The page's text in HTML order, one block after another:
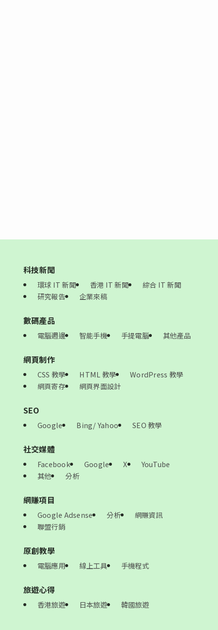
科技新聞
環球 IT 新聞 香港 IT 新聞
綜合 IT 新聞
研究報告
企業來稿
數碼產品
電腦週邊 智能手機 手提電腦 其他產品
網頁制作
CSS 教學 HTML 教學
WordPress 教學
網頁寄存
網頁界面設計
SEO
Google Bing/ Yahoo SEO 教學
社交媒體
Facebook Google X
YouTube
其他
分析
網賺項目
Google Adsense 分析
網賺資訊
聯盟行銷
原創教學
電腦應用 線上工具 手機程式
旅遊心得
香港旅遊 日本旅遊 韓國旅遊